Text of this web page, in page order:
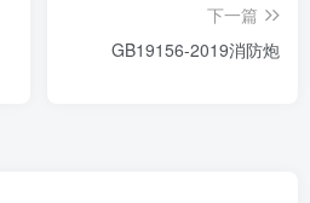
下一篇
GB19156-2019消防炮